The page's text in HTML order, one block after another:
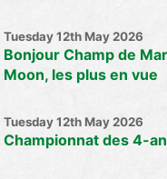
Tuesday 12th May 2026
Bonjour Champ de
Moon, les plus en vue
Tuesday 12th May 2026
Championnat des 4-